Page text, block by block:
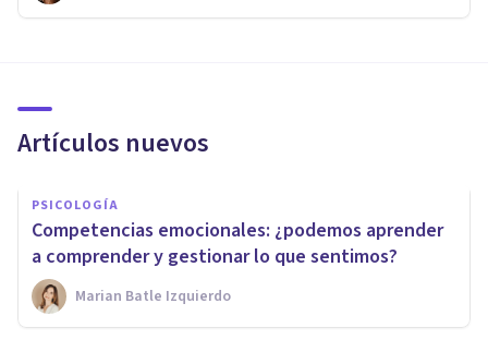
Artículos nuevos
PSICOLOGÍA
Competencias emocionales: ¿podemos aprender
a comprender y gestionar lo que sentimos?
Marian Batle Izquierdo